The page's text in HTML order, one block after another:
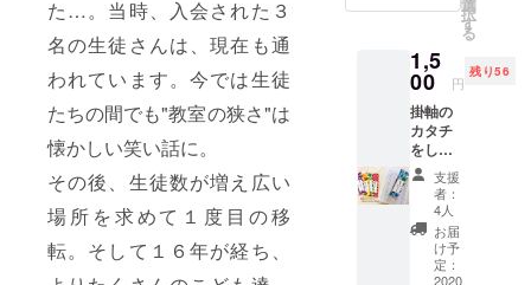
た…。当時、入会された３
名の生徒さんは、現在も通
われています。今では生徒
たちの間でも"教室の狭さ"は
懐かしい笑い話に。
その後、生徒数が増え広い
場所を求めて１度目の移
転。そして１６年が経ち、
ズ。ご
希望の
色とサ
イズを
明記し
てくだ
さい。
少し
ゆった
りめのT
シャツ
です。
す。な
謝の気
持ちと
してお
礼の
メッ
セージ
を送ら
せてい
ただき
ます。
※支援金
額は支
択
す
る
1,5
00 円
残り56
掛軸の
カタチ
をした
『ＢＯ
ＯＫ Ｍ
ＡＲ
Ｋ』定
価1500
円と 感
支援
者：
4人
お届
け予
定：
2020